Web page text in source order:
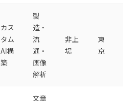
カス
タム
AI構
築
製
造・
流
通・
画像
解析
非上
場
東
京
文章